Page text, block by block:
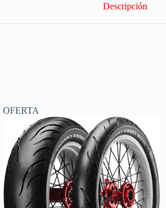
Descripción
OFERTA